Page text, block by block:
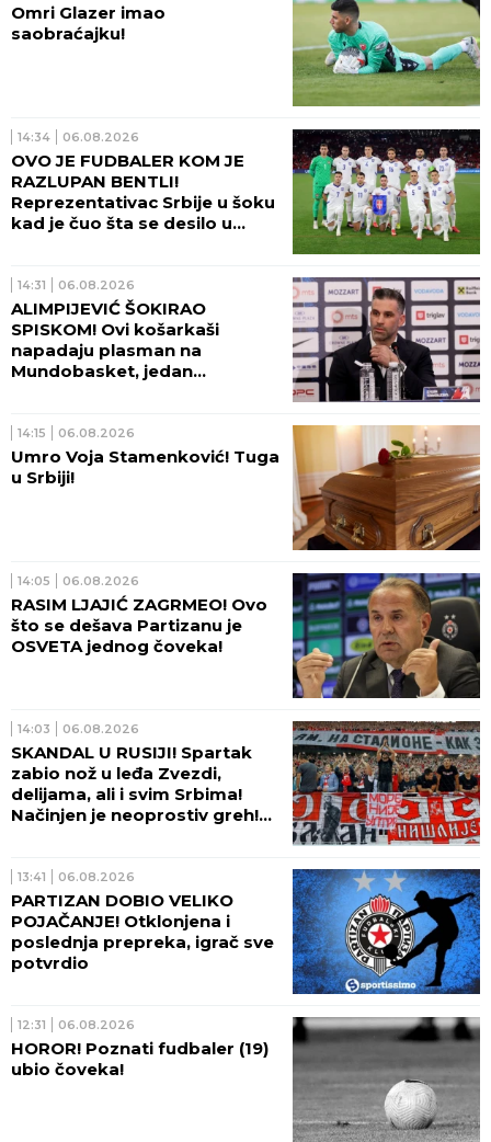
Omri Glazer imao
saobraćajku!
14:34 06.08.2026
OVO JE FUDBALER KOM JE
RAZLUPAN BENTLI!
Reprezentativac Srbije u šoku
kad je čuo šta se desilo u
14:31 06.08.2026
ALIMPIJEVIĆ ŠOKIRAO
SPISKOM! Ovi košarkaši
napadaju plasman na
Mundobasket, jedan
14:15 06.08.2026
Umro Voja Stamenković! Tuga
u Srbiji!
14:05 06.08.2026
RASIM LJAJIĆ ZAGRMEO! Ovo
što se dešava Partizanu je
OSVETA jednog čoveka!
14:03 06.08.2026
SKANDAL U RUSIJI! Spartak
zabio nož u leđa Zvezdi,
delijama, ali i svim Srbima!
Načinjen je neoprostiv greh!
13:41 06.08.2026
PARTIZAN DOBIO VELIKO
POJAČANJE! Otklonjena i
poslednja prepreka, igrač sve
potvrdio
12:31 06.08.2026
HOROR! Poznati fudbaler (19)
ubio čoveka!